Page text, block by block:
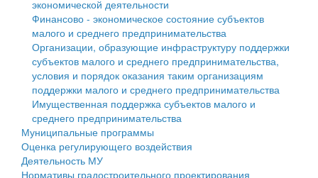
Противодействие коррупции
Контрольно-счетная палата
Персональные данные
Оценка регулирующего воздействия
Деятельность МУ
Нормативы градостроительного проектирования
Правила землепользования и застройки
экономической деятельности
Финансово - экономическое состояние субъектов
малого и среднего предпринимательства
Организации, образующие инфраструктуру поддержки
субъектов малого и среднего предпринимательства,
условия и порядок оказания таким организациям
поддержки малого и среднего предпринимательства
Имущественная поддержка субъектов малого и
среднего предпринимательства
Муниципальные программы
Оценка регулирующего воздействия
Деятельность МУ
Нормативы градостроительного проектирования